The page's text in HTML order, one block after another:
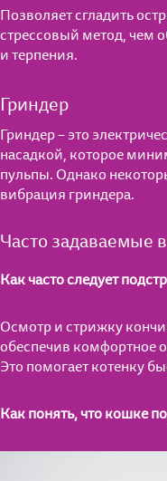
Позволяет сгладить
стрессовый метод, чем
и терпения.
Гриндер
Гриндер – это
насадкой, которое
пульпы. Однако
вибрация гриндера.
Часто задаваемые
Как часто следует
Осмотр и стрижку
обеспечив комфортное
Это помогает котенку
Как понять, что кошке